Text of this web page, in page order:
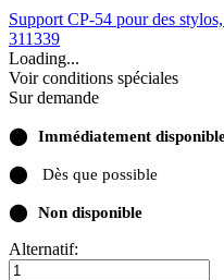
Support CP-54 pour des
311339
Loading...
Voir conditions spéciales
Sur demande
⬤ Immédiatement
⬤ Dès que possible
⬤ Non disponible
Alternatif: